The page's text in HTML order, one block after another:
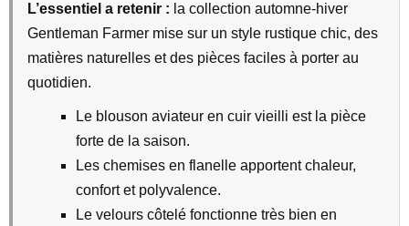
L’essentiel a retenir : la collection automne-hiver
Gentleman Farmer mise sur un style rustique chic, des
matières naturelles et des pièces faciles à porter au
quotidien.
Le blouson aviateur en cuir vieilli est la pièce
forte de la saison.
Les chemises en flanelle apportent chaleur,
confort et polyvalence.
Le velours côtelé fonctionne très bien en